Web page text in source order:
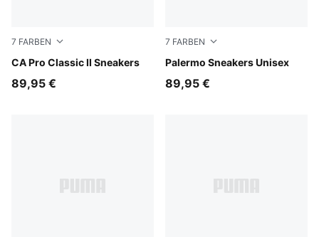
7 FARBEN
CA Pro Classic II Sneakers
PUMA White-Mouse Gray
89,95 €
7 FARBEN
Palermo Sneakers Unisex
Sea Illusion-Buttercream
89,95 €